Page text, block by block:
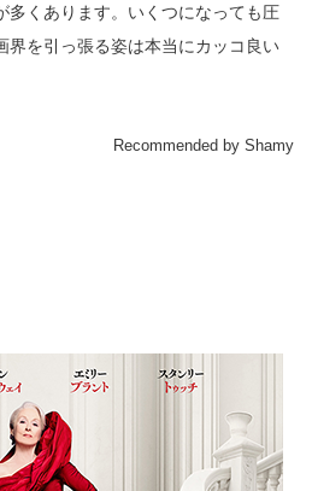
多くあります。いくつになっても圧
界を引っ張る姿は本当にカッコ良い
Recommended by Shamy